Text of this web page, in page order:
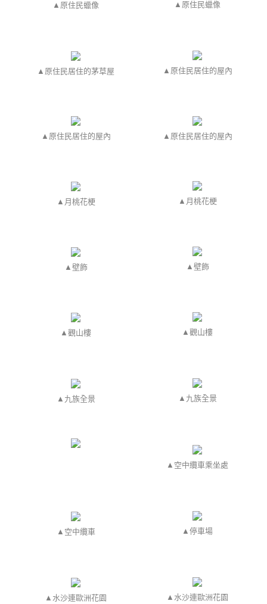
▲原住民蠟像 ▲原住民蠟像
▲原住民居住的茅草屋 ▲原住民居住的屋內
▲原住民居住的屋內 ▲原住民居住的屋內
▲月桃花梗 ▲月桃花梗
▲壁飾 ▲壁飾
▲觀山樓 ▲觀山樓
▲ 九族全景 ▲ 九族全景
▲空中纜車乘坐處
▲空中纜車 ▲停車場
▲水沙連歐洲花園 ▲水沙連歐洲花園